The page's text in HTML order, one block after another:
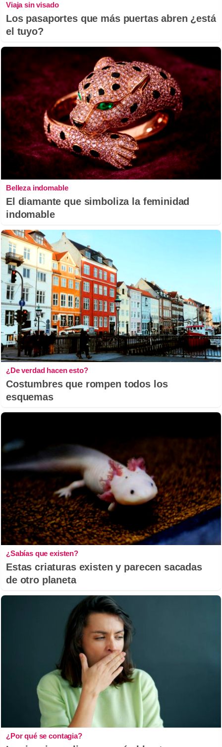
Viaja sin visado
Los pasaportes que más puertas abren ¿está
el tuyo?
Belleza indomable
El diamante que simboliza la feminidad
indomable
¿De verdad hacen esto?
Costumbres que rompen todos los
esquemas
¿Sabías que existen?
Estas criaturas existen y parecen sacadas
de otro planeta
¿Por qué se contagia?